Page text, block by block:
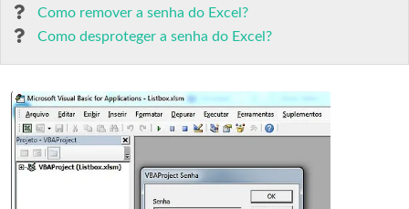
Como remover a senha do Excel?
Como desproteger a senha do Excel?